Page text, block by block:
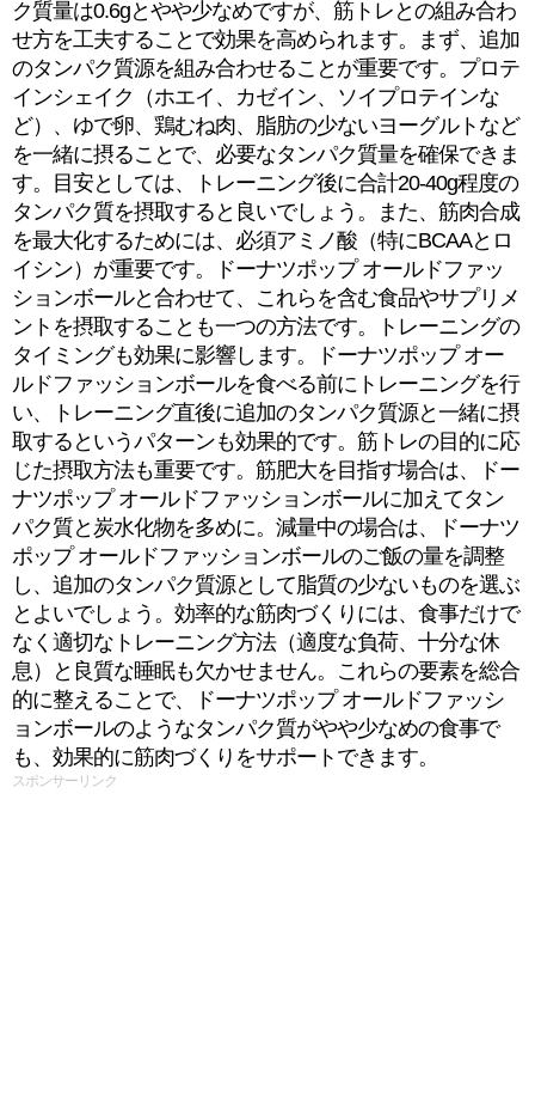
ク質量は0.6gとやや少なめですが、筋トレとの組み合わ
せ方を工夫することで効果を高められます。まず、追加
のタンパク質源を組み合わせることが重要です。プロテ
インシェイク（ホエイ、カゼイン、ソイプロテインな
ど）、ゆで卵、鶏むね肉、脂肪の少ないヨーグルトなど
を一緒に摂ることで、必要なタンパク質量を確保できま
す。目安としては、トレーニング後に合計20-40g程度の
タンパク質を摂取すると良いでしょう。また、筋肉合成
を最大化するためには、必須アミノ酸（特にBCAAとロ
イシン）が重要です。ドーナツポップ オールドファッ
ションボールと合わせて、これらを含む食品やサプリメ
ントを摂取することも一つの方法です。トレーニングの
タイミングも効果に影響します。ドーナツポップ オー
ルドファッションボールを食べる前にトレーニングを行
い、トレーニング直後に追加のタンパク質源と一緒に摂
取するというパターンも効果的です。筋トレの目的に応
じた摂取方法も重要です。筋肥大を目指す場合は、ドー
ナツポップ オールドファッションボールに加えてタン
パク質と炭水化物を多めに。減量中の場合は、ドーナツ
ポップ オールドファッションボールのご飯の量を調整
し、追加のタンパク質源として脂質の少ないものを選ぶ
とよいでしょう。効率的な筋肉づくりには、食事だけで
なく適切なトレーニング方法（適度な負荷、十分な休
息）と良質な睡眠も欠かせません。これらの要素を総合
的に整えることで、ドーナツポップ オールドファッシ
ョンボールのようなタンパク質がやや少なめの食事で
も、効果的に筋肉づくりをサポートできます。
スポンサーリンク